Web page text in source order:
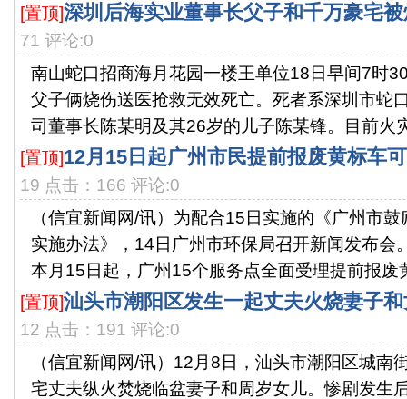
[置顶]深圳后海实业董事长父子和千万豪宅
71 评论:0
南山蛇口招商海月花园一楼王单位18日早间7时
父子俩烧伤送医抢救无效死亡。死者系深圳市蛇
司董事长陈某明及其26岁的儿子陈某锋。目前火
[置顶]12月15日起广州市民提前报废黄标车
19 点击：166 评论:0
（信宜新闻网/讯）为配合15日实施的《广州市
实施办法》，14日广州市环保局召开新闻发布会
本月15日起，广州15个服务点全面受理提前报废
[置顶]汕头市潮阳区发生一起丈夫火烧妻子
12 点击：191 评论:0
（信宜新闻网/讯）12月8日，汕头市潮阳区城南
宅丈夫纵火焚烧临盆妻子和周岁女儿。惨剧发生